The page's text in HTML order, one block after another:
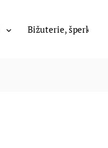
Bižuterie, šperky